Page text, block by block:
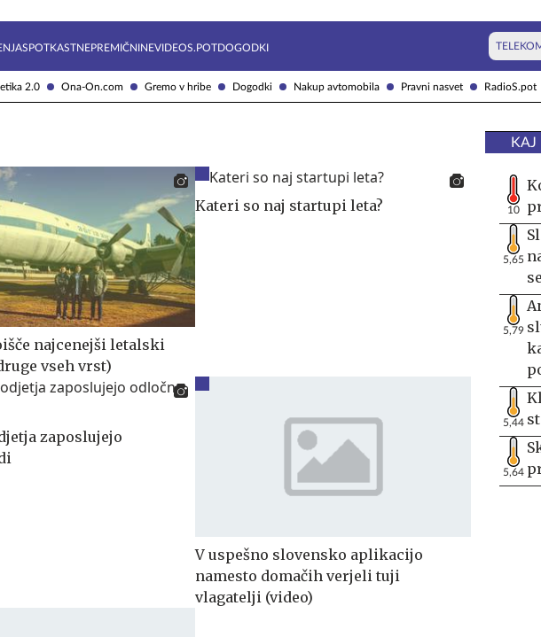
2.0 Ona-On.com Gremo v hribe Dogodki Nakup avtomobila Pravni nasvet RadioS.pot
SPOTKASTNEPREMIČNINEVIDEOS.POTDOGODKI
najcenejši letalski
vseh vrst)
Kateri so naj startupi leta?
zaposlujejo
V uspešno slovensko aplikacijo
namesto domačih verjeli tuji
vlagatelji (video)
KAJ
10
5,65
5,79
5,44
5,64